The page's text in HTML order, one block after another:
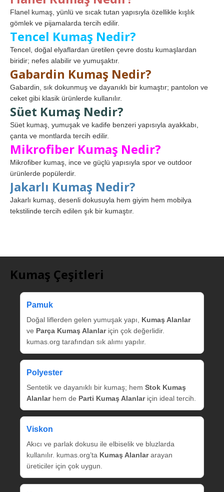
Flanel kumaş, yünlü ve sıcak tutan yapısıyla özellikle kışlık
gömlek ve pijamalarda tercih edilir.
Tencel Kumaş Nedir?
Tencel, doğal elyaflardan üretilen çevre dostu kumaşlardan
biridir; nefes alabilir ve yumuşaktır.
Gabardin Kumaş Nedir?
Gabardin, sık dokunmuş ve dayanıklı bir kumaştır; pantolon ve
ceket gibi klasik ürünlerde kullanılır.
Süet Kumaş Nedir?
Süet kumaş, yumuşak ve kadife benzeri yapısıyla ayakkabı,
çanta ve montlarda tercih edilir.
Mikrofiber Kumaş Nedir?
Mikrofiber kumaş, ince ve güçlü yapısıyla spor ve outdoor
ürünlerde popülerdir.
Jakarlı Kumaş Nedir?
Jakarlı kumaş, desenli dokusuyla hem giyim hem mobilya
tekstilinde tercih edilen şık bir kumaştır.
Kumaş Çeşitleri
Pamuk
Doğal liflerden gelen yumuşak yapı, Kumaş Alanlar
ve Parça Kumaş Alanlariçin çok değerlidir.
kumas.org tarafından sık alımı yapılır.
Polyester
Sentetik ve dayanıklı bir kumaş; hem Stok Kumaş
Alanlarhem de Parti Kumaş Alanlariçin ideal tercih.
Viskon
Akıcı ve parlak dokusu ile elbiselik ve bluzlarda
kullanılır. kumas.org’ta Kumaş Alanlararayan
üreticiler için çok uygun.